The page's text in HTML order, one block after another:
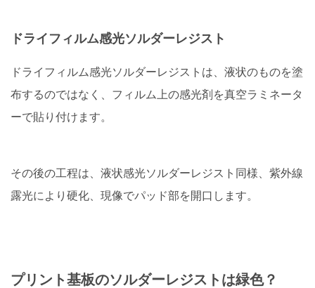
ドライフィルム感光ソルダーレジスト
ドライフィルム感光ソルダーレジストは、液状のものを塗
布するのではなく、フィルム上の感光剤を真空ラミネータ
ーで貼り付けます。
その後の工程は、液状感光ソルダーレジスト同様、紫外線
露光により硬化、現像でパッド部を開口します。
プリント基板のソルダーレジストは緑色？